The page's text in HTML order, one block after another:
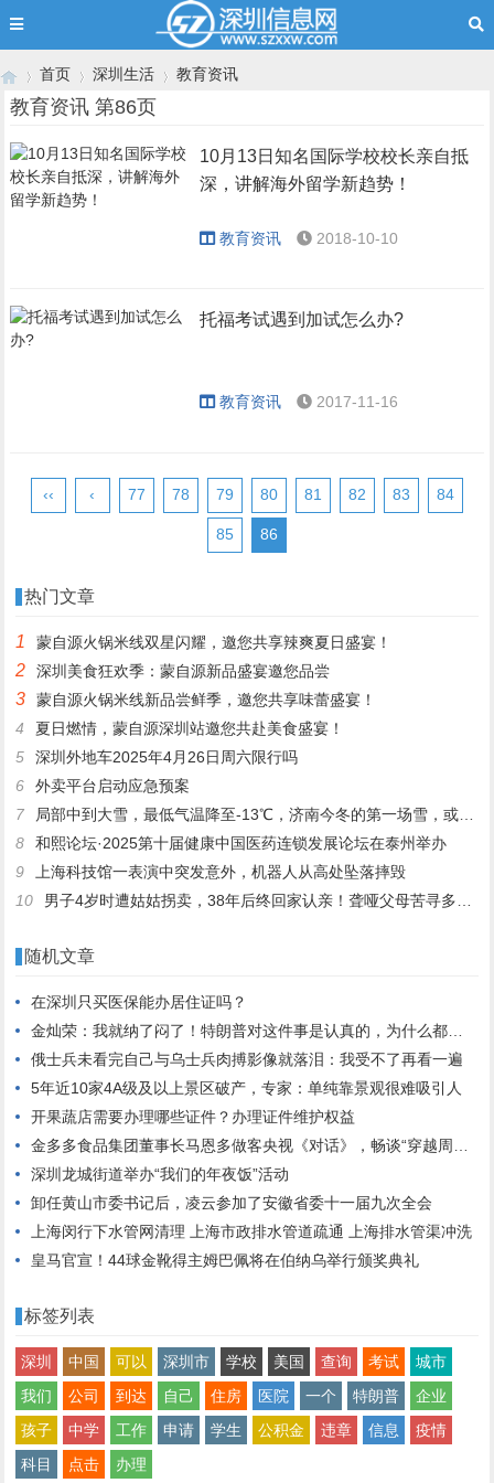
›
首页
›
深圳生活
›
教育资讯
教育资讯 第86页
10月13日知名国际学校校长亲自抵
深，讲解海外留学新趋势！
教育资讯 2018-10-10
托福考试遇到加试怎么办?
教育资讯 2017-11-16
‹‹ ‹ 77 78 79 80 81 82 83 84
85 86
热门文章
1 蒙自源火锅米线双星闪耀，邀您共享辣爽夏日盛宴！
2 深圳美食狂欢季：蒙自源新品盛宴邀您品尝
3
蒙自源火锅米线新品尝鲜季，邀您共享味蕾盛宴！
4
夏日燃情，蒙自源深圳站邀您共赴美食盛宴！
5
深圳外地车2025年4月26日周六限行吗
6
外卖平台启动应急预案
7
局部中到大雪，最低气温降至-13℃，济南今冬的第一场雪，或跟去年同一时间！
8
和熙论坛·2025第十届健康中国医药连锁发展论坛在泰州举办
9
上海科技馆一表演中突发意外，机器人从高处坠落摔毁
10
男子4岁时遭姑姑拐卖，38年后终回家认亲！聋哑父母苦寻多年，母亲已抱憾离世丨红星寻人
随机文章
在深圳只买医保能办居住证吗？
金灿荣：我就纳了闷了！特朗普对这件事是认真的，为什么都觉得他是说着玩呢？
俄士兵未看完自己与乌士兵肉搏影像就落泪：我受不了再看一遍
5年近10家4A级及以上景区破产，专家：单纯靠景观很难吸引人
开果蔬店需要办理哪些证件？办理证件维护权益
金多多食品集团董事长马恩多做客央视《对话》，畅谈“穿越周期的力量”
深圳龙城街道举办“我们的年夜饭”活动
卸任黄山市委书记后，凌云参加了安徽省委十一届九次全会
上海闵行下水管网清理 上海市政排水管道疏通 上海排水管渠冲洗
皇马官宣！44球金靴得主姆巴佩将在伯纳乌举行颁奖典礼
标签列表
深圳 中国 可以 深圳市 学校 美国 查询 考试
城市
我们
公司 到达 自己 住房 医院 一个 特朗普
企业
孩子
中学 工作 申请 学生 公积金 违章 信息
疫情
科目
点击 办理